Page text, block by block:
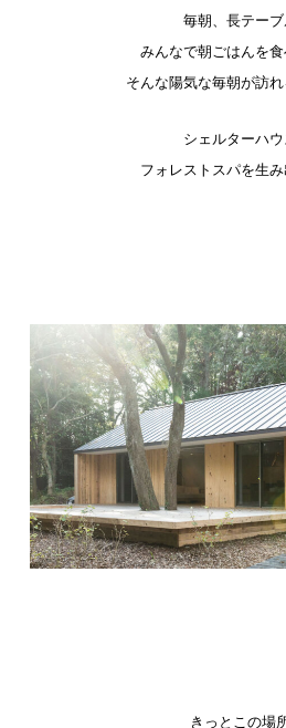
毎朝、長テー
みんなで朝ごはんを
そんな陽気な毎朝が訪
シェルターハ
フォレストスパを生み
きっとこの場